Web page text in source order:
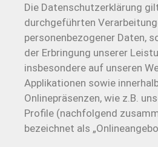
Die Datenschutzerklärung
durchgeführten
personenbezogener Daten,
der Erbringung unserer
insbesondere auf unseren
Applikationen sowie
Onlinepräsenzen, wie z.B.
Profile (nachfolgend
bezeichnet als